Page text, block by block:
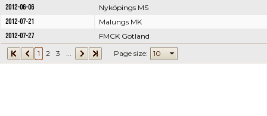
1 2 3 ... Page size:
2012-06-06
Nyköpings MS
2012-07-21
Malungs MK
2012-07-27
FMCK Gotland